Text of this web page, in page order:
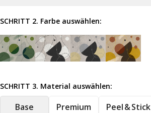
SCHRITT 2. Farbe auswählen:
SCHRITT 3. Material auswählen:
Base Premium Peel & Stick